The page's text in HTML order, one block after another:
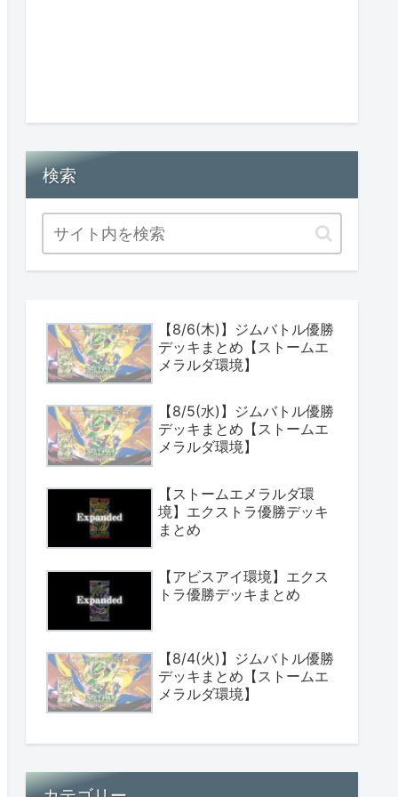
検索
【8/6(木)】ジムバトル優勝
デッキまとめ【ストームエ
メラルダ環境】
【8/5(水)】ジムバトル優勝
デッキまとめ【ストームエ
メラルダ環境】
【ストームエメラルダ環
境】エクストラ優勝デッキ
まとめ
【アビスアイ環境】エクス
トラ優勝デッキまとめ
【8/4(火)】ジムバトル優勝
デッキまとめ【ストームエ
メラルダ環境】